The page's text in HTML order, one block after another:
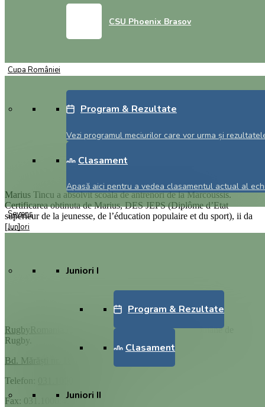
CSU Phoenix Brasov
Cupa României
Program & Rezultate
Vezi programul meciurilor care vor urma și
Clasament
Apasă aici pentru a vedea clasamentul actual al
Sevens
Juniori
Juniori I
Program & Rezultate
Clasament
Juniori II
Marius Tincu a absolvit scoala de antrenori de la Marcoussis.
Certificarea obtinuta de Marius, DES JEPS (Diplôme d’Etat
supérieur de la jeunesse, de l’éducation populaire et du sport), ii da
[…]
RugbyRomania.ro
este site-ul oficial al Federației Române de
Rugby.
Bd. Mărăști nr. 18-20, sector 1, București
Telefon:
Fax: 031.1000.400